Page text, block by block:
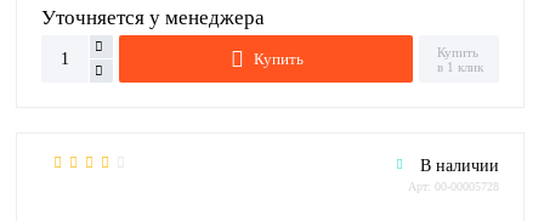
Уточняется у менеджера
Купить
Купить
в 1 клик
В наличии
Арт: 00-00005728